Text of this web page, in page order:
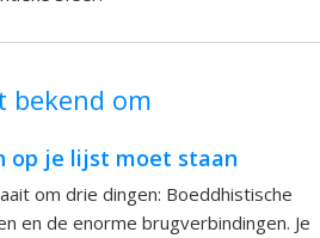
bekend om
op je lijst moet staan
om drie dingen: Boeddhistische
en de enorme brugverbindingen. Je